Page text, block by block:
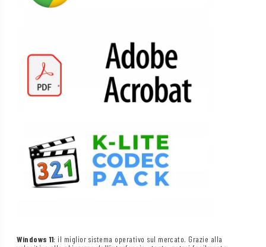
Windows 11: il miglior sistema operativo sul mercato. Grazie alla